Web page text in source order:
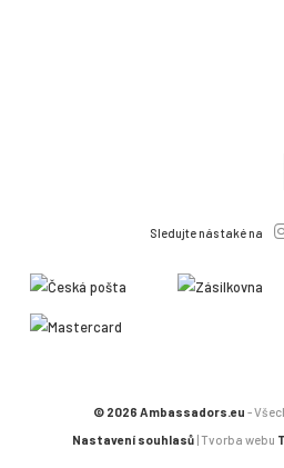
Sledujte nás také na
© 2026 Ambassadors.eu -
Nastavení souhlasů| Tvorba webu